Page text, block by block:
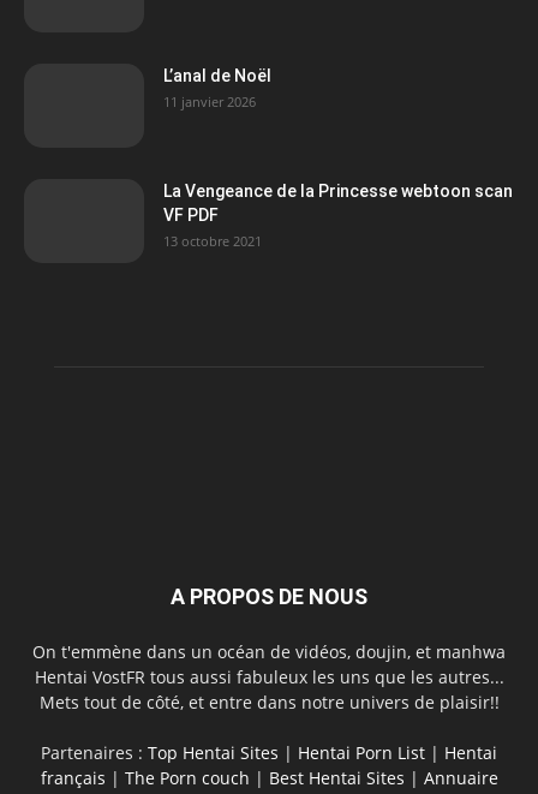
L’anal de Noël
11 janvier 2026
La Vengeance de la Princesse webtoon scan
VF PDF
13 octobre 2021
A PROPOS DE NOUS
On t'emmène dans un océan de vidéos, doujin, et manhwa
Hentai VostFR tous aussi fabuleux les uns que les autres...
Mets tout de côté, et entre dans notre univers de plaisir!!
Partenaires : Top Hentai Sites | Hentai Porn List | Hentai
français | The Porn couch | Best Hentai Sites | Annuaire